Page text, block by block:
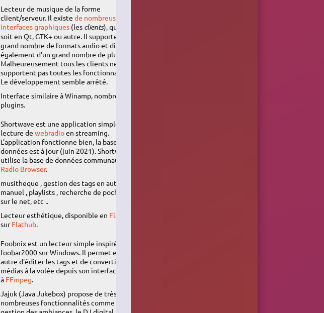
Lecteur de musique de la forme
client/serveur. Il existe de nombreuses
interfaces graphiques(les clients), que ce
soit en Qt, GTK+ ou autre. Il supporte un très
grand nombre de formats audio et dispose
également d'un grand nombre de plugins.
Malheureusement tous les clients ne
supportent pas toutes les fonctionnalités.
Le développement semble arrêté.
Interface similaire à Winamp, nombreux
plugins.
Shortwave est une application simple de
lecture de webradioen streaming.
L'application fonctionne bien, la base de
données est à jour (juin 2021). Shortwave
utilise la base de données communautaire
Radio Browser.
musitheque , gestion des tags en auto /
manuel , playlists , recherche de pochettes
sur le net, etc ..
Lecteur esthétique, disponible en Flatpak
surFlathub.
Foobnix est un lecteur simple inspiré de
foobar2000 sur Windows. Il permet entre
autre d'éditer les tags et de convertir les
médias à la volée depuis son interface grâce
à FFmpeg.
Jajuk (Java Jukebox) propose de très
nombreuses fonctionnalités comme la